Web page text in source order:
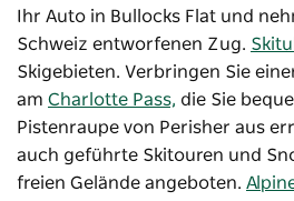
Ihr Auto in Bullocks Flat und
Schweiz entworfenen Zug.
Skigebieten. Verbringen Sie
am Charlotte Pass, die Sie
Pistenraupe von Perisher aus
auch geführte Skitouren und
freien Gelände angeboten.